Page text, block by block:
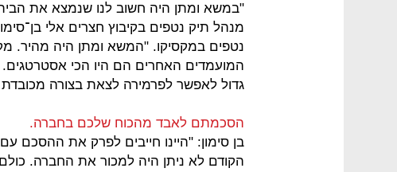
"במשא ומתן היה חשוב לנו שנמצא את
מנהל תיק נטפים בקיבוץ חצרים אלי
נטפים במקסיקו. "המשא ומתן היה מהיר.
המועמדים האחרים הם היו הכי
גדול לאפשר לפרמירה לצאת בצורה
הסכמתם לאבד מהכוח שלכם בחברה.
בן סימון: "היינו חייבים לפרק את ההסכם
הקודם לא ניתן היה למכור את החברה.